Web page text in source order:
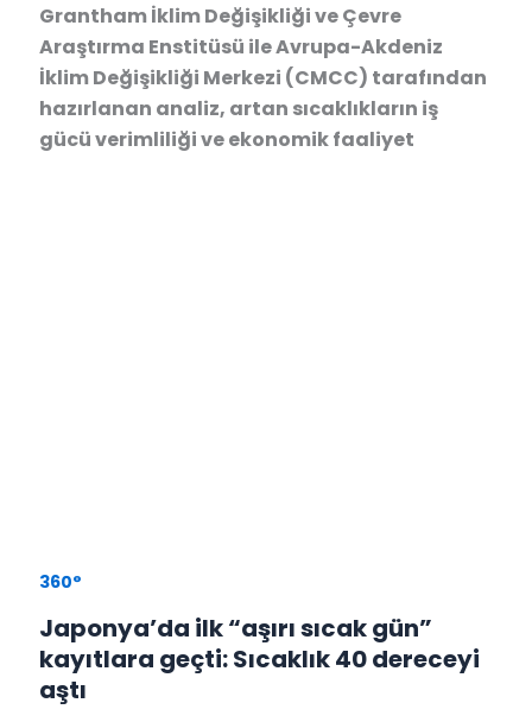
Grantham İklim Değişikliği ve Çevre
Araştırma Enstitüsü ile Avrupa-Akdeniz
İklim Değişikliği Merkezi (CMCC) tarafından
hazırlanan analiz, artan sıcaklıkların iş
gücü verimliliği ve ekonomik faaliyet
360°
Japonya’da ilk “aşırı sıcak gün”
kayıtlara geçti: Sıcaklık 40 dereceyi
aştı